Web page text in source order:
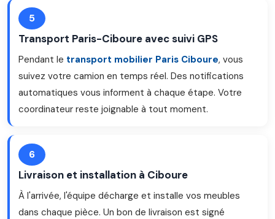
5
Transport Paris-Ciboure avec suivi GPS
Pendant le transport mobilier Paris Ciboure, vous
suivez votre camion en temps réel. Des notifications
automatiques vous informent à chaque étape. Votre
coordinateur reste joignable à tout moment.
6
Livraison et installation à Ciboure
À l'arrivée, l'équipe décharge et installe vos meubles
dans chaque pièce. Un bon de livraison est signé